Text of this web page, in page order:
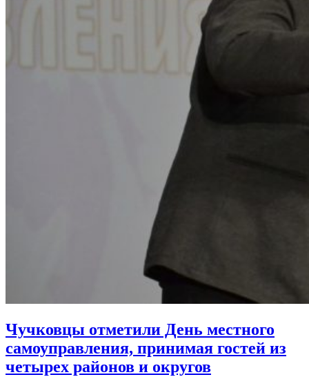
Чучковцы отметили День местного
самоуправления, принимая гостей из
четырех районов и округов